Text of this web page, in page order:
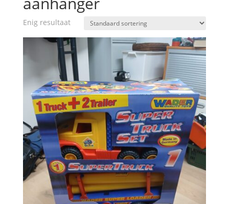
Enig resultaat